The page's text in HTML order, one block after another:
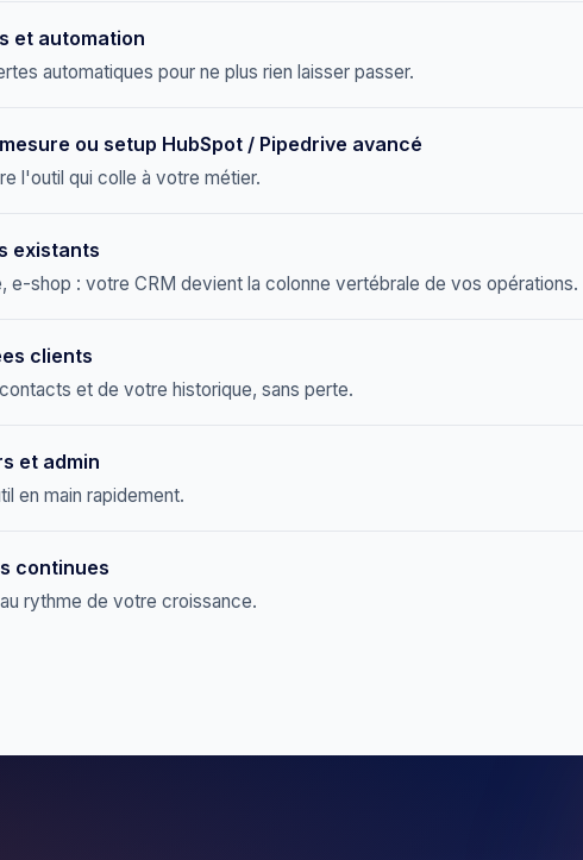
et automation
automatiques pour ne plus rien laisser passer.
ou setup HubSpot / Pipedrive avancé
l'outil qui colle à votre métier.
existants
e-shop : votre CRM devient la colonne vertébrale de vos opérations.
clients
et de votre historique, sans perte.
et admin
en main rapidement.
continues
rythme de votre croissance.